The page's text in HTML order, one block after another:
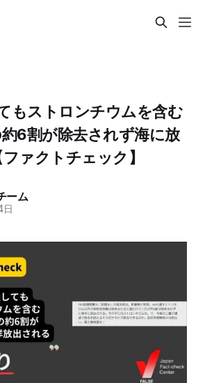
もストロンチウムを含む
6割が除去されず海に放
ァクトチェック】
ーム